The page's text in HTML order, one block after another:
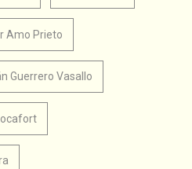
Amo Prieto
Guerrero Vasallo